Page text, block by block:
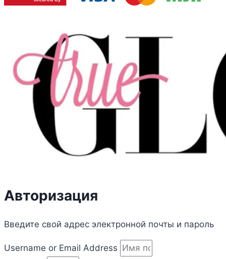
Авторизация
Введите свой адрес электронной почты и пароль
Username or Email Address